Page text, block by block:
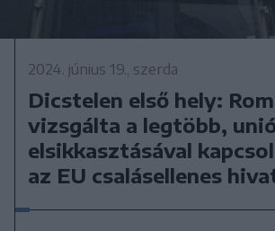
2024. június 19., szerda
Dicstelen első hely:
vizsgálta a legtöbb,
elsikkasztásával
az EU csalásellenes